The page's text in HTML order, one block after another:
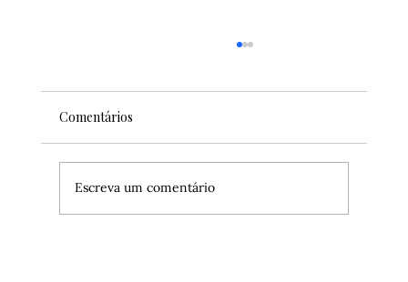
Comentários
Escreva um comentário